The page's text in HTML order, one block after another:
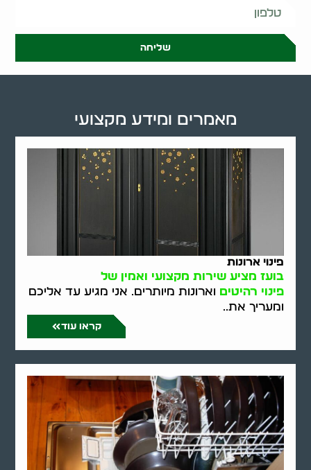
שליחה
פינוי ארונות
בועז מציע שירות מקצועי ואמין של
פינוי רהיטים וארונות מיותרים. אני מגיע עד אליכם
ומעריך את..
קראו עוד
מאמרים ומידע מקצועי